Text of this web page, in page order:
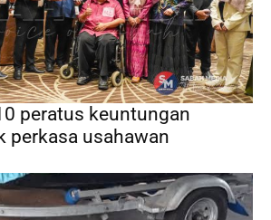
peratus keuntungan
perkasa usahawan